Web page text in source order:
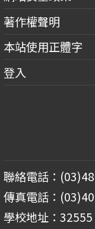
著作權聲明
本站使用正體字
登入
聯絡電話：
傳真電話：
學校地址：